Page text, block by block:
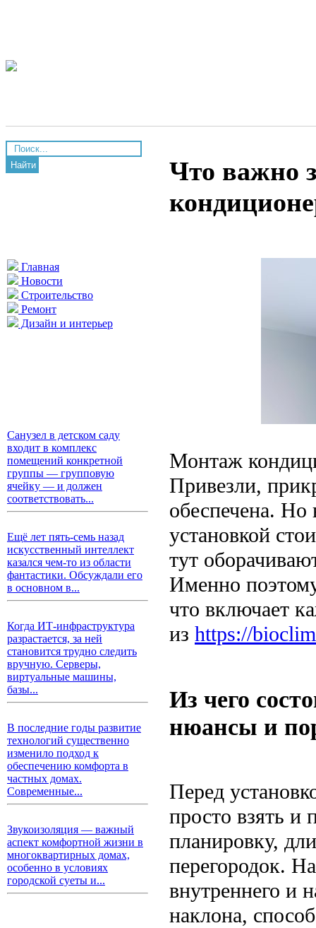
Найти
Главная
Новости
Строительство
Ремонт
Дизайн и интерьер
Санузел в детском саду
входит в комплекс
помещений конкретной
группы — групповую
ячейку — и должен
соответствовать...
Ещё лет пять-семь назад
искусственный интеллект
казался чем-то из области
фантастики. Обсуждали его
в основном в...
Когда ИТ-инфраструктура
разрастается, за ней
становится трудно следить
вручную. Серверы,
виртуальные машины,
базы...
В последние годы развитие
технологий существенно
изменило подход к
обеспечению комфорта в
частных домах.
Современные...
Звукоизоляция — важный
аспект комфортной жизни в
многоквартирных домах,
особенно в условиях
городской суеты и...
Что важно
Монтаж
Привезли,
обеспечена. Но
установкой
тут
Именно
что включает
из https://
Из чего
нюансы и
Перед
просто взять и
планировку,
перегородок.
внутреннего и
наклона,